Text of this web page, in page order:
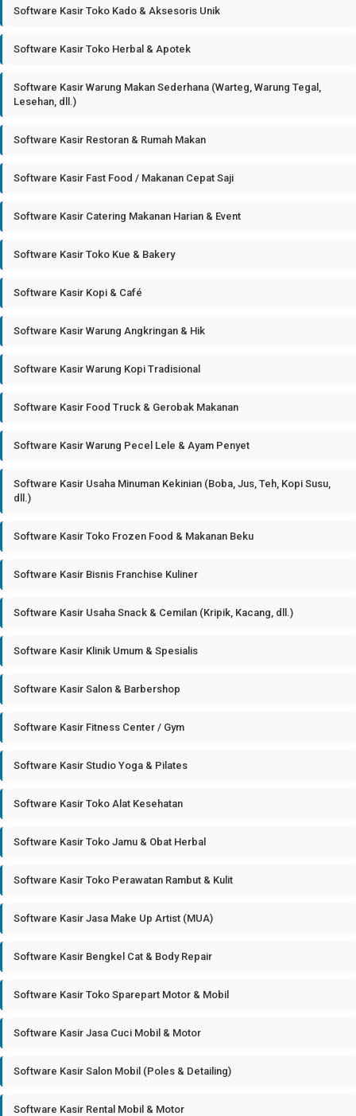
Software Kasir Toko Kado & Aksesoris Unik
Software Kasir Toko Herbal & Apotek
Software Kasir Warung Makan Sederhana (Warteg, Warung Tegal,
Lesehan, dll.)
Software Kasir Restoran & Rumah Makan
Software Kasir Fast Food / Makanan Cepat Saji
Software Kasir Catering Makanan Harian & Event
Software Kasir Toko Kue & Bakery
Software Kasir Kopi & Café
Software Kasir Warung Angkringan & Hik
Software Kasir Warung Kopi Tradisional
Software Kasir Food Truck & Gerobak Makanan
Software Kasir Warung Pecel Lele & Ayam Penyet
Software Kasir Usaha Minuman Kekinian (Boba, Jus, Teh, Kopi Susu,
dll.)
Software Kasir Toko Frozen Food & Makanan Beku
Software Kasir Bisnis Franchise Kuliner
Software Kasir Usaha Snack & Cemilan (Kripik, Kacang, dll.)
Software Kasir Klinik Umum & Spesialis
Software Kasir Salon & Barbershop
Software Kasir Fitness Center / Gym
Software Kasir Studio Yoga & Pilates
Software Kasir Toko Alat Kesehatan
Software Kasir Toko Jamu & Obat Herbal
Software Kasir Toko Perawatan Rambut & Kulit
Software Kasir Jasa Make Up Artist (MUA)
Software Kasir Bengkel Cat & Body Repair
Software Kasir Toko Sparepart Motor & Mobil
Software Kasir Jasa Cuci Mobil & Motor
Software Kasir Salon Mobil (Poles & Detailing)
Software Kasir Rental Mobil & Motor